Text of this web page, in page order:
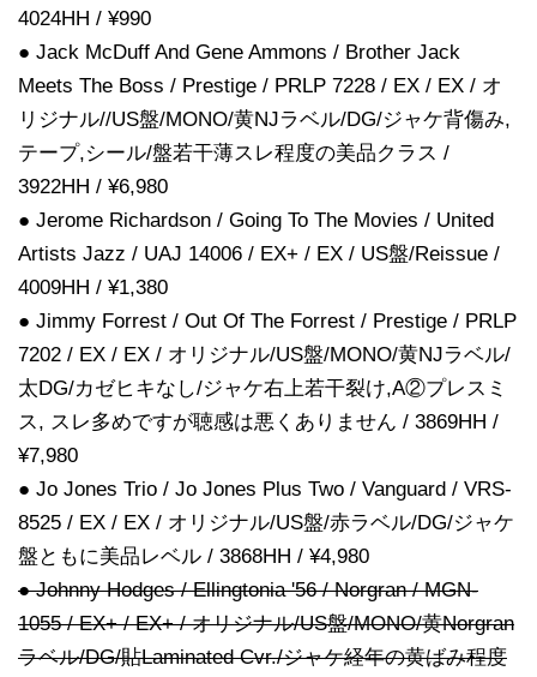
4024HH / ¥990
● Jack McDuff And Gene Ammons / Brother Jack
Meets The Boss / Prestige / PRLP 7228 / EX / EX / オ
リジナル//US盤/MONO/黄NJラベル/DG/ジャケ背傷み,
テープ,シール/盤若干薄スレ程度の美品クラス /
3922HH / ¥6,980
● Jerome Richardson / Going To The Movies / United
Artists Jazz / UAJ 14006 / EX+ / EX / US盤/Reissue /
4009HH / ¥1,380
● Jimmy Forrest / Out Of The Forrest / Prestige / PRLP
7202 / EX / EX / オリジナル/US盤/MONO/黄NJラベル/
太DG/カゼヒキなし/ジャケ右上若干裂け,A②プレスミ
ス, スレ多めですが聴感は悪くありません / 3869HH /
¥7,980
● Jo Jones Trio / Jo Jones Plus Two / Vanguard / VRS-
8525 / EX / EX / オリジナル/US盤/赤ラベル/DG/ジャケ
盤ともに美品レベル / 3868HH / ¥4,980
● Johnny Hodges / Ellingtonia '56 / Norgran / MGN-
1055 / EX+ / EX+ / オリジナル/US盤/MONO/黄Norgran
ラベル/DG/貼Laminated Cvr./ジャケ経年の黄ばみ程度